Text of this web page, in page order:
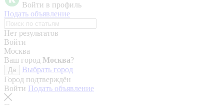
Войти в профиль
Подать объявление
Нет результатов
Войти
Москва
Ваш город Москва?
Да
Выбрать город
Город подтверждён
Войти Подать объявление